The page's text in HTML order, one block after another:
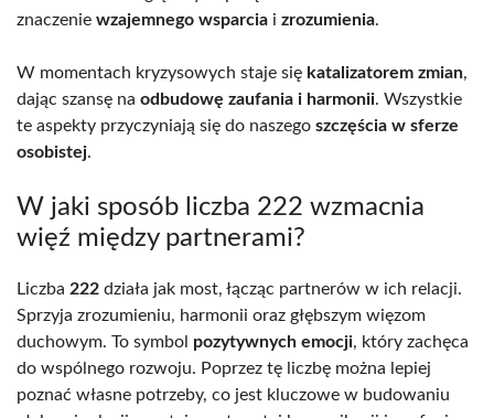
znaczenie wzajemnego wsparcia i zrozumienia.
W momentach kryzysowych staje się katalizatorem zmian,
dając szansę na odbudowę zaufania i harmonii. Wszystkie
te aspekty przyczyniają się do naszego szczęścia w sferze
osobistej.
W jaki sposób liczba 222 wzmacnia
więź między partnerami?
Liczba 222 działa jak most, łącząc partnerów w ich relacji.
Sprzyja zrozumieniu, harmonii oraz głębszym więzom
duchowym. To symbol pozytywnych emocji, który zachęca
do wspólnego rozwoju. Poprzez tę liczbę można lepiej
poznać własne potrzeby, co jest kluczowe w budowaniu